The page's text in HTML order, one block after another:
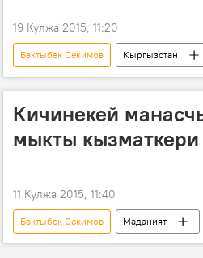
19 Кулжа 2015, 11:20
Бактыбек Секимов Кыргызстан
Алай району
Алымбек Датка
Кичинекей
мыкты кызматкери
11 Кулжа 2015, 11:40
Бактыбек Секимов Маданият
Манас
Маданият, маалымат